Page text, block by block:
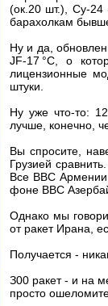
(ок.20 шт.), Су-24
барахолкам
Ну и да,
JF-17 °C, о
лицензионные
штуки.
Ну уже что-то:
лучше, конечно,
Вы спросите,
Грузией
Все ВВС Армении
фоне ВВС
Однако мы
от ракет Ирана,
Получается -
З00 ракет - и на
просто